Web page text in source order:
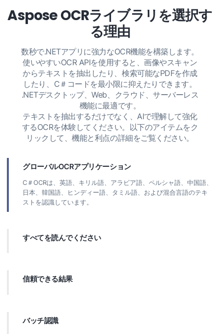
Aspose OCRライブラリを選択す
る理由
数秒で.NETアプリに強力なOCR機能を構築します。
使いやすいOCR APIを使用すると、画像やスキャン
からテキストを抽出したり、検索可能なPDFを作成
したり、C＃コードを最小限に抑えたりできます。
.NETデスクトップ、Web、クラウド、サーバーレス
機能に最適です。
テキストを抽出するだけでなく、AIで理解して強化
するOCRを体験してください。以下のアイテムをク
リックして、機能と利点の詳細をご覧ください。
グローバルOCRアプリケーション
C＃OCRは、英語、キリル語、アラビア語、ペルシャ語、中国語、
日本、韓国語、ヒンディー語、タミル語、および混合言語のテキ
ストを認識しています。
すべてを読んでください
信頼できる結果
バッチ認識